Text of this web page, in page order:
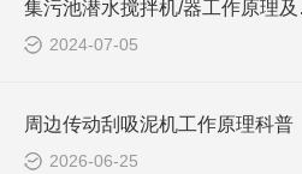
集污
2024-07-05
周边传动刮吸泥机工作原理科普
2026-06-25